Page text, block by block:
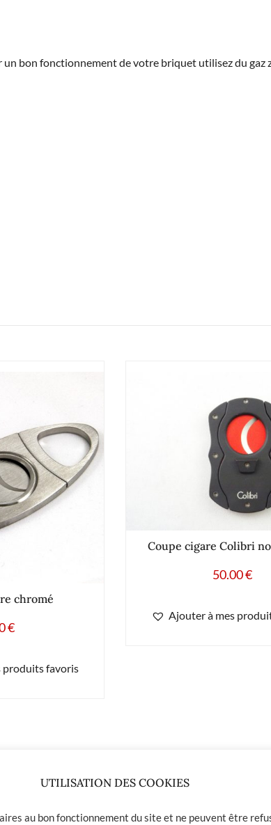
un bon fonctionnement de votre briquet utilisez du gaz
chromé
€
produits favoris
Coupe cigare Colibri
50.00€
Ajouter à mes
UTILISATION DES COOKIES
au bon fonctionnement du site et ne peuvent être